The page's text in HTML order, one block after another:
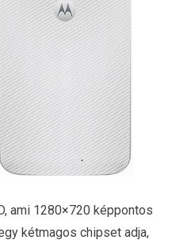
ami 1280×720 képpontos
kétmagos chipset adja,